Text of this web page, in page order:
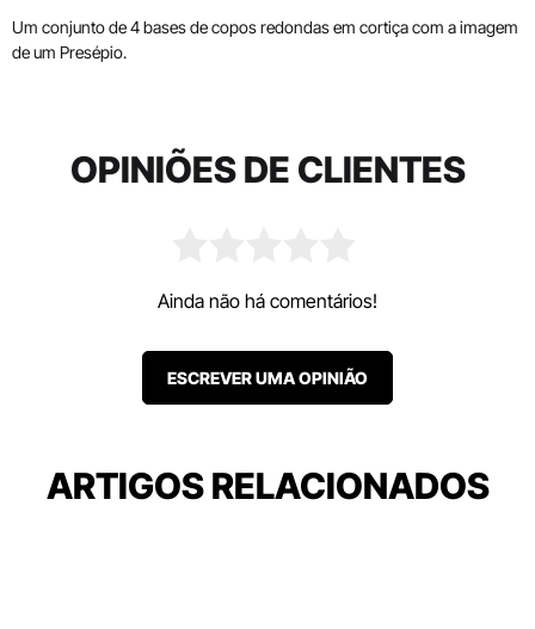
Um conjunto de 4 bases de copos redondas em cortiça com a imagem
de um Presépio.
OPINIÕES DE CLIENTES
Ainda não há comentários!
ESCREVER UMA OPINIÃO
ARTIGOS RELACIONADOS